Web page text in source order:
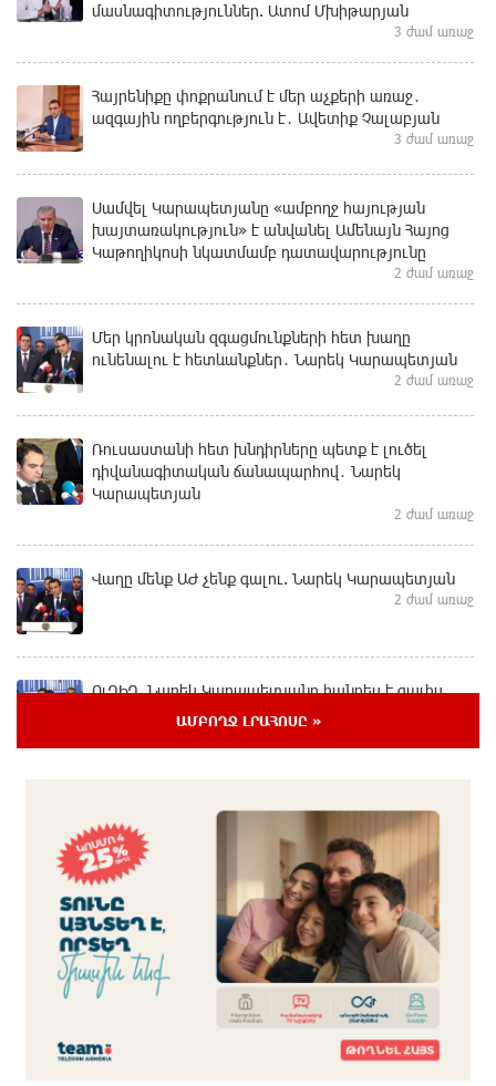
մասնագիտություններ. Ատոմ Մխիթարյան
3 ժամ առաջ
Հայրենիքը փոքրանում է մեր աչքերի առաջ․
ազգային ողբերգություն է․ Ավետիք Չալաբյան
3 ժամ առաջ
Սամվել Կարապետյանը «ամբողջ հայության
խայտառակություն» է անվանել Ամենայն Հայոց
Կաթողիկոսի նկատմամբ դատավարությունը
2 ժամ առաջ
Մեր կրոնական զգացմունքների հետ խաղը
ունենալու է հետևանքներ․ Նարեկ Կարապետյան
2 ժամ առաջ
Ռուսաստանի հետ խնդիրները պետք է լուծել
դիվանագիտական ճանապարհով․ Նարեկ
Կարապետյան
2 ժամ առաջ
Վաղը մենք ԱԺ չենք գալու. Նարեկ Կարապետյան
2 ժամ առաջ
ՈւՂԻՂ. Նարեկ Կարապետյանը հանդես է գալիս
հայտարարությամբ
փոխել է դրականի
Վեհափառի անձնագրի մեջ գրված է՝ Գարեգին Բ․
նույնիսկ քննիչներն ու դատախազներն են այդպես
դիմում նրան՝ իրենց հավատից ելնելով․
տեսանյութ
26 րոպե առաջ
Ռեբուսը լուծելու համար, ասեք թե ինչպե՞ս ՀՀ
ԱՄԲՈՂՋ ԼՐԱՀՈՍԸ »